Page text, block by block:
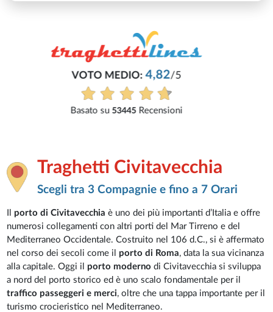
Traghetti Civitavecchia
Scegli tra 3 Compagnie e fino a 7 Orari
porto di Civitavecchia è uno dei più importanti d’Italia e offre
numerosi collegamenti con altri porti del Mar Tirreno e del
Mediterraneo Occidentale. Costruito nel 106 d.C., si è affermato
nel corso dei secoli come il porto di Roma, data la sua vicinanza
alla capitale. Oggi il
porto modernodi Civitavecchia si sviluppa
a nord del porto storico ed è uno scalo fondamentale per il
traffico passeggeri e merci, oltre che una tappa importante per il
turismo crocieristico nel Mediterraneo.